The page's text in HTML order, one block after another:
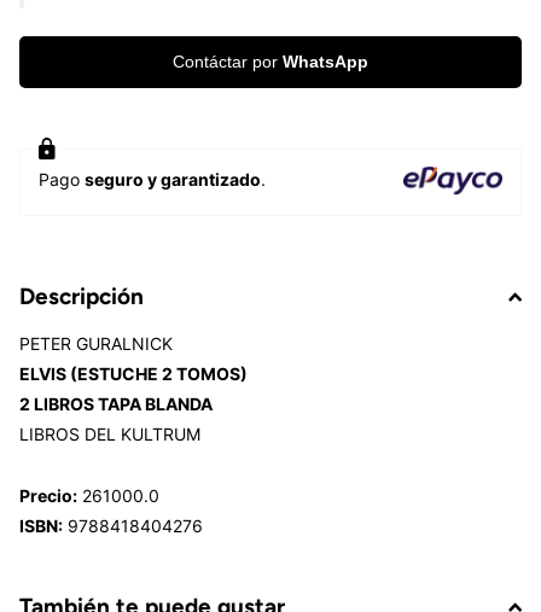
Contáctar por WhatsApp
Pago seguro y garantizado.
Descripción
PETER GURALNICK
ELVIS (ESTUCHE 2 TOMOS)
2 LIBROS TAPA BLANDA
LIBROS DEL KULTRUM
Precio: 261000.0
ISBN: 9788418404276